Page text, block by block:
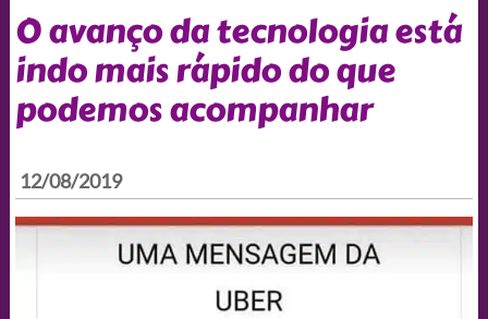
O avanço da tecnologia está
indo mais rápido do que
podemos acompanhar
12/08/2019